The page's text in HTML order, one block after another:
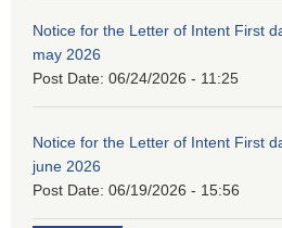
Notice for the Letter of Intent First
may 2026
Post Date: 06/24/2026 - 11:25
Notice for the Letter of Intent First
june 2026
Post Date: 06/19/2026 - 15:56